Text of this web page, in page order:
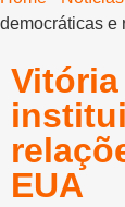
democráticas e
EUA